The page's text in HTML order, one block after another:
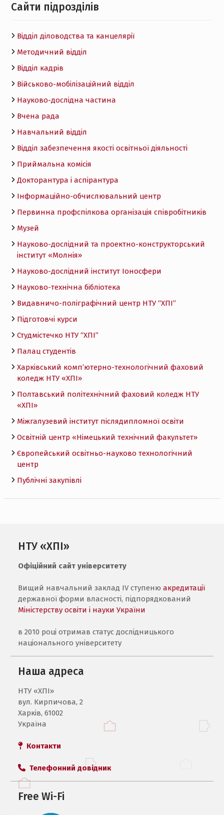
Cайти підрозділів
Відділ діловодства та канцелярії
Методичний відділ
Відділ кадрів
Військово-мобілізаційний відділ
Науково-дослідна частина
Вчена рада
Навчальний відділ
Відділ забезпечення якості освітньої діяльності
Приймальна комісія
Докторантура і аспірантура
Інформаційно-обчислювальний центр
Первинна профспілкова організація співробітників
Музей
Науково-дослідний та проектно-конструкторський
інститут «Молнія»
Науково-дослідний інститут Іоносфери
Науково-технічна бібліотека
Видавничо-поліграфічний центр НТУ “ХПІ”
Підготовчі курси
Студмістечко НТУ “ХПІ”
Палац студентів
Харківський комп’ютерно-технологічний фаховий
коледж НТУ «ХПI»
Полтавський політехнічний фаховий коледж НТУ
«ХПI»
Міжгалузевий інститут післядипломної освіти
Освітній центр «Німецький технічний факультет»
Європейський освітньо-науково технологічний
центр
Публічні закупівлі
НТУ «ХПІ»
Офіційний сайт університету
Вищий навчальний заклад IV ступенюакредитації
державної форми власності, підпорядкований
Міністерству освіти і науки України
в 2010 році отримав статус дослідницького
національного університету
Наша адреса
НТУ «ХПI»
вул. Кирпичова, 2
Харків, 61002
Україна
Контакти
Телефонний довідник
Free Wi-Fi